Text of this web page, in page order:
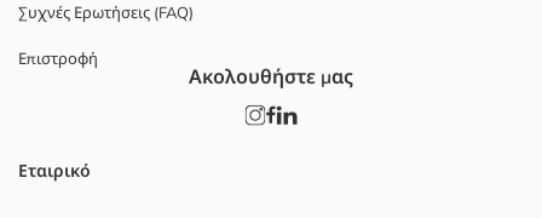
Συχνές Ερωτήσεις (FAQ)
Επιστροφή
Εταιρικό
Ακολουθήστε μας